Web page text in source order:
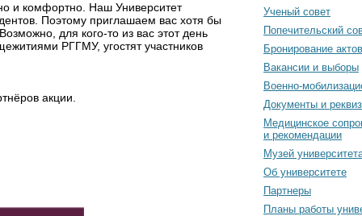
и комфортно. Наш Университет
Поэтому приглашаем вас хотя бы
для кого-то из вас этот день
РГГМУ, угостят участников
акции.
Ученый совет
Попечительский
Бронирование
Вакансии и выборы
Военно-
Документы и
Медицинское
и рекомендации
Музей
Об университете
Партнеры
Планы работы